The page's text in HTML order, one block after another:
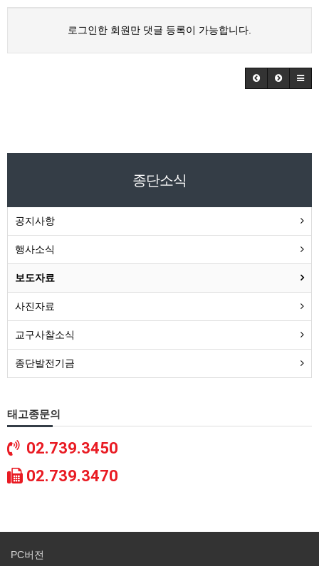
로그인한 회원만 댓글 등록이 가능합니다.
종단소식
공지사항
행사소식
보도자료
사진자료
교구사찰소식
종단발전기금
태고종문의
02.739.3450
02.739.3470
PC버전